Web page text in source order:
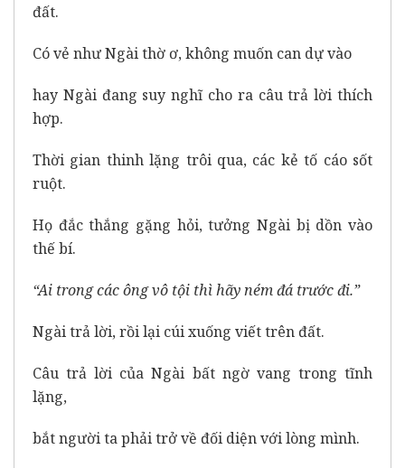
đất.
Có vẻ như Ngài thờ ơ, không muốn can dự vào
hay Ngài đang suy nghĩ cho ra câu trả lời thích
hợp.
Thời gian thinh lặng trôi qua, các kẻ tố cáo sốt
ruột.
Họ đắc thắng gặng hỏi, tưởng Ngài bị dồn vào
thế bí.
“Ai trong các ông vô tội thì hãy ném đá trước đi.”
Ngài trả lời, rồi lại cúi xuống viết trên đất.
Câu trả lời của Ngài bất ngờ vang trong tĩnh
lặng,
bắt người ta phải trở về đối diện với lòng mình.